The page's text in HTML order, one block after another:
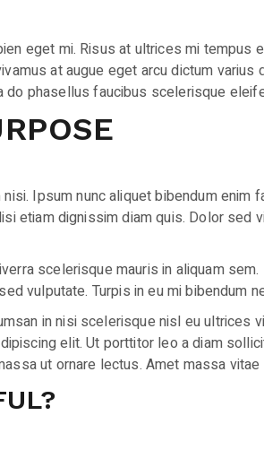
eget mi. Risus at ultrices mi
at augue eget arcu dictum
phasellus faucibus scelerisque
Ipsum nunc aliquet bibendum
etiam dignissim diam quis. Dolor
scelerisque mauris in aliquam
vulputate. Turpis in eu mi bibendum
in nisi scelerisque nisl eu
elit. Ut porttitor leo a diam
ut ornare lectus. Amet massa